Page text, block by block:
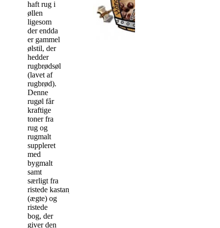
haft rug i
øllen
ligesom
der endda
er gammel
ølstil, der
hedder
rugbrødsøl
(lavet af
rugbrød).
Denne
rugøl får
kraftige
toner fra
rug og
rugmalt
suppleret
med
bygmalt
samt
særligt fra
ristede kastanjer
(ægte) og
ristede
bog, der
giver den